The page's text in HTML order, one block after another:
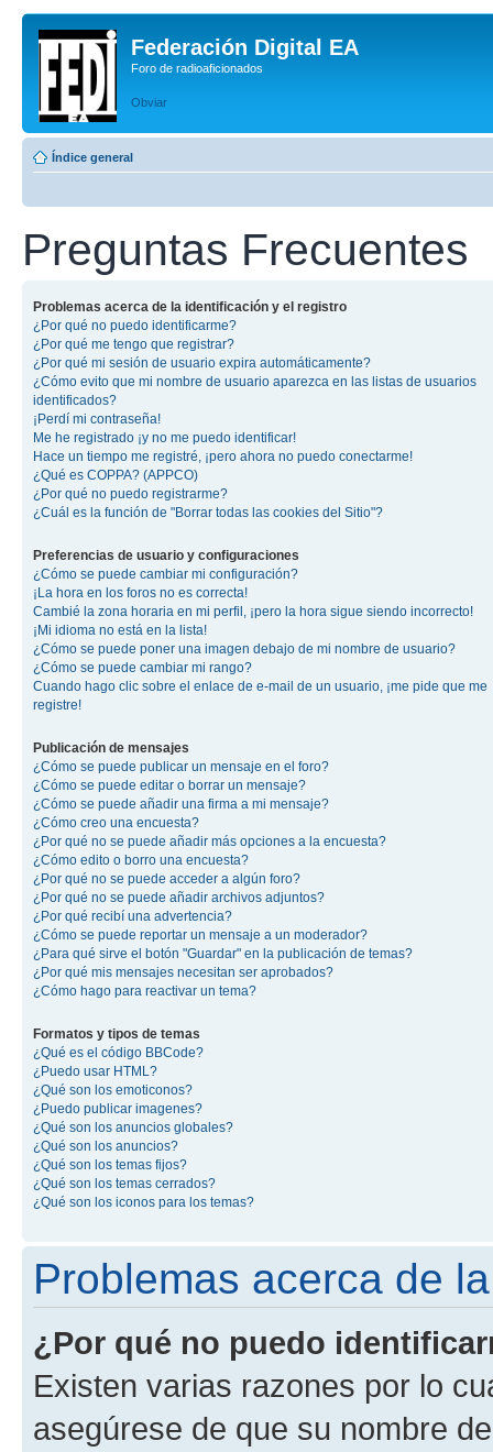
Federación Digital EA
Foro de radioaficionados
Obviar
Índice general
Preguntas Frecuentes
Problemas acerca de la identificación y el registro
¿Por qué no puedo identificarme?
¿Por qué me tengo que registrar?
¿Por qué mi sesión de usuario expira automáticamente?
¿Cómo evito que mi nombre de usuario aparezca en las listas de usuarios
identificados?
¡Perdí mi contraseña!
Me he registrado ¡y no me puedo identificar!
Hace un tiempo me registré, ¡pero ahora no puedo conectarme!
¿Qué es COPPA? (APPCO)
¿Por qué no puedo registrarme?
¿Cuál es la función de "Borrar todas las cookies del Sitio"?
Preferencias de usuario y configuraciones
¿Cómo se puede cambiar mi configuración?
¡La hora en los foros no es correcta!
Cambié la zona horaria en mi perfil, ¡pero la hora sigue siendo incorrecto!
¡Mi idioma no está en la lista!
¿Cómo se puede poner una imagen debajo de mi nombre de usuario?
¿Cómo se puede cambiar mi rango?
Cuando hago clic sobre el enlace de e-mail de un usuario, ¡me pide que me
registre!
Publicación de mensajes
¿Cómo se puede publicar un mensaje en el foro?
¿Cómo se puede editar o borrar un mensaje?
¿Cómo se puede añadir una firma a mi mensaje?
¿Cómo creo una encuesta?
¿Por qué no se puede añadir más opciones a la encuesta?
¿Cómo edito o borro una encuesta?
¿Por qué no se puede acceder a algún foro?
¿Por qué no se puede añadir archivos adjuntos?
¿Por qué recibí una advertencia?
¿Cómo se puede reportar un mensaje a un moderador?
¿Para qué sirve el botón "Guardar" en la publicación de temas?
¿Por qué mis mensajes necesitan ser aprobados?
¿Cómo hago para reactivar un tema?
Formatos y tipos de temas
¿Qué es el código BBCode?
¿Puedo usar HTML?
¿Qué son los emoticonos?
¿Puedo publicar imagenes?
¿Qué son los anuncios globales?
¿Qué son los anuncios?
¿Qué son los temas fijos?
¿Qué son los temas cerrados?
¿Qué son los iconos para los temas?
Problemas acerca de
¿Por qué no puedo
Existen varias razones por lo
asegúrese de que su nombre